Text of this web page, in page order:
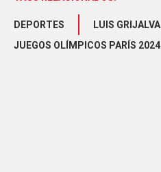
DEPORTES
LUIS GRIJALVA
JUEGOS OLÍMPICOS PARÍS 2024